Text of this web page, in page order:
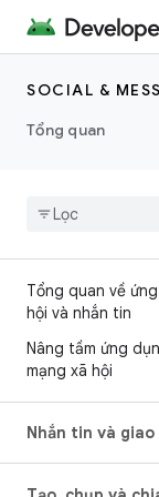
SOCIAL &
Tổng quan
Tổng quan về
hội và nhắn tin
Nâng tầm ứng
mạng xã hội
Nhắn tin và